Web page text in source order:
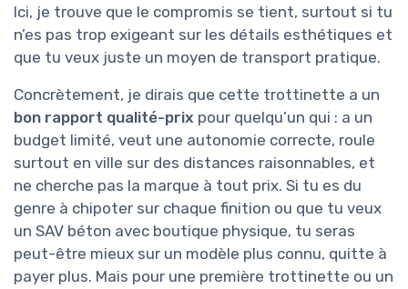
Ici, je trouve que le compromis se tient, surtout si tu
n’es pas trop exigeant sur les détails esthétiques et
que tu veux juste un moyen de transport pratique.
Concrètement, je dirais que cette trottinette a un
bon rapport qualité-prix pour quelqu’un qui : a un
budget limité, veut une autonomie correcte, roule
surtout en ville sur des distances raisonnables, et
ne cherche pas la marque à tout prix. Si tu es du
genre à chipoter sur chaque finition ou que tu veux
un SAV béton avec boutique physique, tu seras
peut-être mieux sur un modèle plus connu, quitte à
payer plus. Mais pour une première trottinette ou un